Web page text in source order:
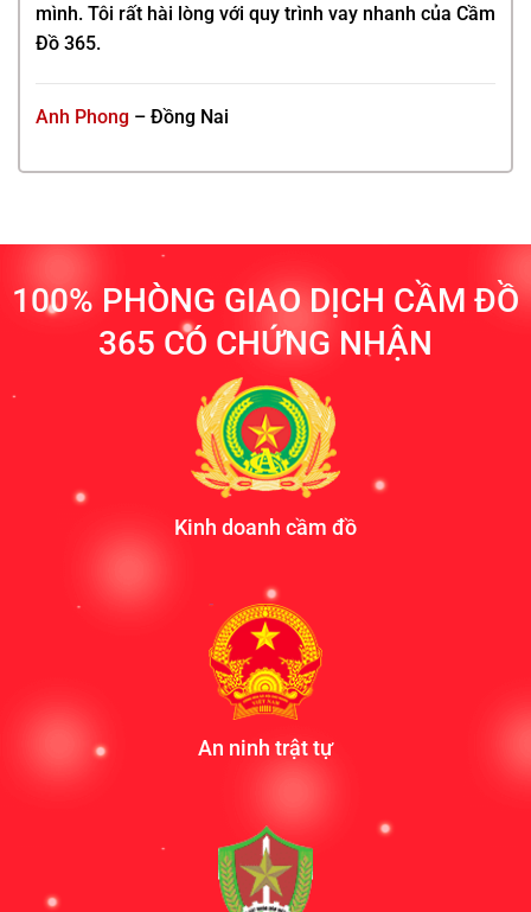
mình. Tôi rất hài lòng với quy trình vay nhanh của Cầm
Đồ 365.
Anh Phong – Đồng Nai
100% PHÒNG GIAO DỊCH CẦM ĐỒ
365 CÓ CHỨNG NHẬN
Kinh doanh cầm đồ
An ninh trật tự